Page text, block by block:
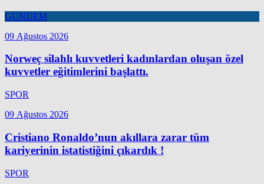
GÜNDEM
09 Ağustos 2026
Norweç silahlı kuvvetleri kadınlardan oluşan özel
kuvvetler eğitimlerini başlattı.
SPOR
09 Ağustos 2026
Cristiano Ronaldo’nun akıllara zarar tüm
kariyerinin istatistiğini çıkardık !
SPOR